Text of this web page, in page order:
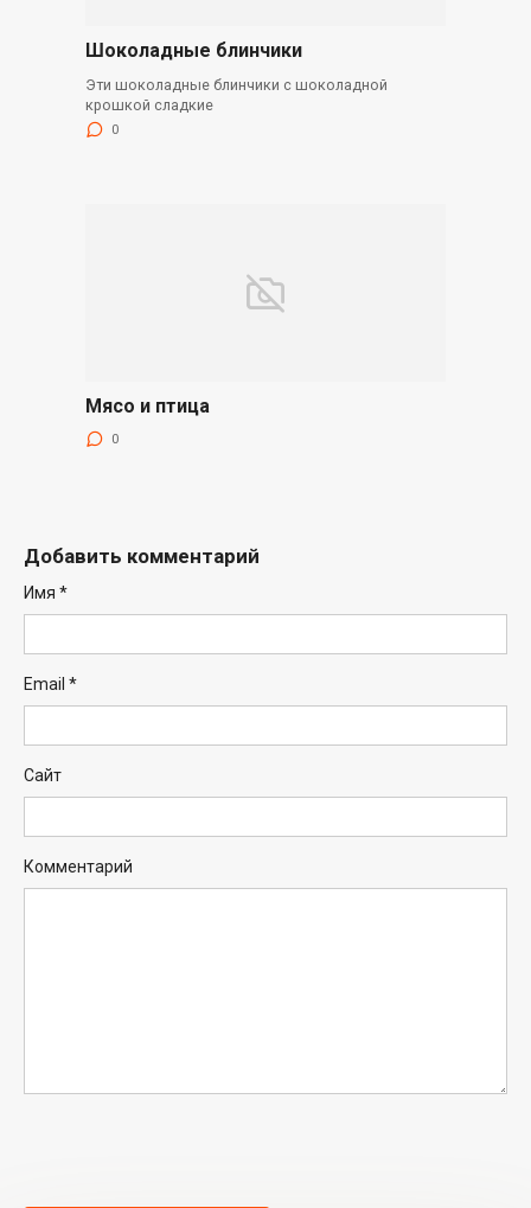
Шоколадные блинчики
Эти шоколадные блинчики с шоколадной
крошкой сладкие
0
Мясо и птица
0
Добавить комментарий
Имя *
Email *
Сайт
Комментарий